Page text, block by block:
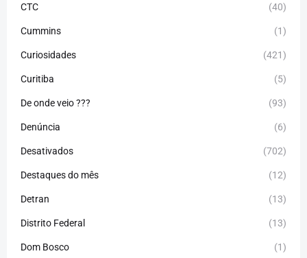
CTC (40)
Cummins (1)
Curiosidades (421)
Curitiba (5)
De onde veio ??? (93)
Denúncia (6)
Desativados (702)
Destaques do mês (12)
Detran (13)
Distrito Federal (13)
Dom Bosco (1)